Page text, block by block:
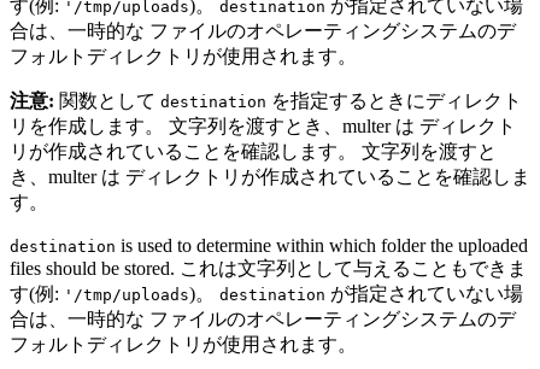
す(例: '/tmp/uploads)。 destination が指定されていない場
合は、一時的な ファイルのオペレーティングシステムのデ
フォルトディレクトリが使用されます。
注意: 関数として destination を指定するときにディレクト
リを作成します。 文字列を渡すとき、multer は ディレクト
リが作成されていることを確認します。 文字列を渡すと
き、multer は ディレクトリが作成されていることを確認しま
す。
destination is used to determine within which folder the uploaded
files should be stored. これは文字列として与えることもできま
す(例: '/tmp/uploads)。 destination が指定されていない場
合は、一時的な ファイルのオペレーティングシステムのデ
フォルトディレクトリが使用されます。